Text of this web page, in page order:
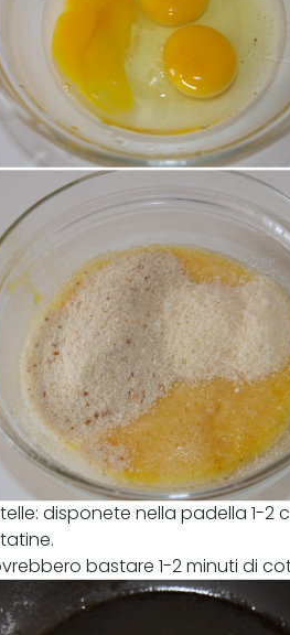
scaldare una padella
disponete nella padella 1-2
bastare 1-2 minuti di
frittatina con una spatola.